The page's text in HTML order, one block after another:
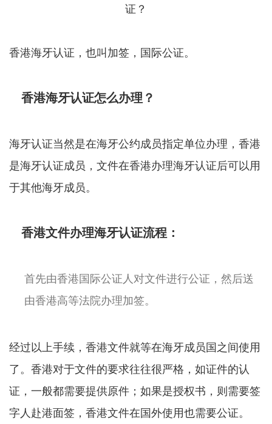
香港海牙认证，也叫加签，国际公证。
香港海牙认证怎么办理？
海牙认证当然是在海牙公约成员指定单位办理，香港
是海牙认证成员，文件在香港办理海牙认证后可以用
于其他海牙成员。
香港文件办理海牙认证流程：
首先由香港国际公证人对文件进行公证，然后送
由香港高等法院办理加签。
经过以上手续，香港文件就等在海牙成员国之间使用
了。香港对于文件的要求往往很严格，如证件的认
证，一般都需要提供原件；如果是授权书，则需要签
字人赴港面签，香港文件在国外使用也需要公证。